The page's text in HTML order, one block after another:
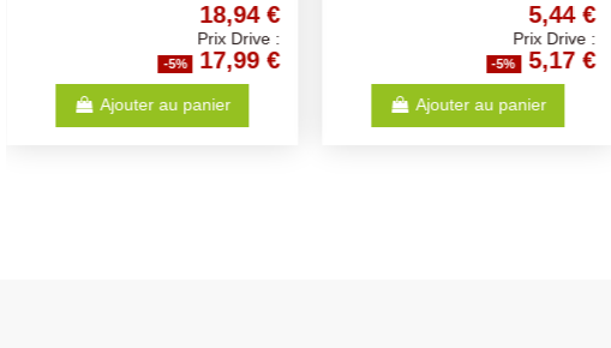
36,83 €
Prix Drive :
-5% 34,99 €
Ajouter au panier
65,26 €
Prix Drive :
-5% 62,00 €
Ajouter au panier